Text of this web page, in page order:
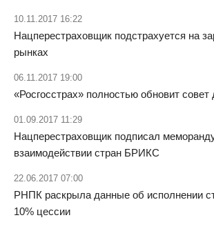
10.11.2017 16:22
Нацперестраховщик подстрахуется на
рынках
06.11.2017 19:00
«Росгосстрах» полностью обновит совет
01.09.2017 11:29
Нацперестраховщик подписал
взаимодействии стран БРИКС
22.06.2017 07:00
РНПК раскрыла данные об исполнении
10% цессии